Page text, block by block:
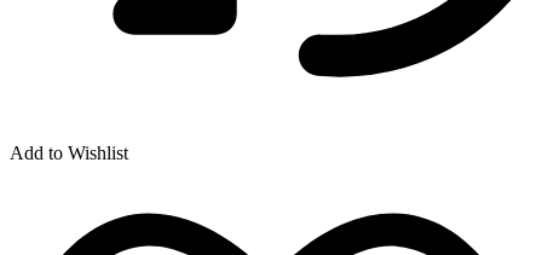
Add to Wishlist